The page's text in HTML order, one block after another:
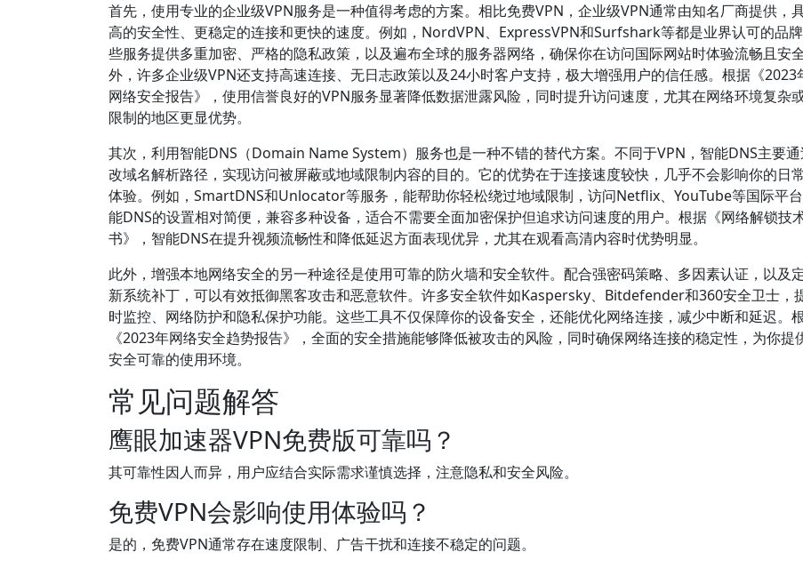
首先，使用专业的企业级VPN服务是一种值得考虑的方案。相比免费VPN，企业级VPN通常由知名厂商提供，
高的安全性、更稳定的连接和更快的速度。例如，NordVPN、ExpressVPN和Surfshark等都是业界认可的品
些服务提供多重加密、严格的隐私政策，以及遍布全球的服务器网络，确保你在访问国际网站时体验流畅且安
外，许多企业级VPN还支持高速连接、无日志政策以及24小时客户支持，极大增强用户的信任感。根据《2023
网络安全报告》，使用信誉良好的VPN服务显著降低数据泄露风险，同时提升访问速度，尤其在网络环境复杂
限制的地区更显优势。
其次，利用智能DNS（Domain Name System）服务也是一种不错的替代方案。不同于VPN，智能DNS主要
改域名解析路径，实现访问被屏蔽或地域限制内容的目的。它的优势在于连接速度较快，几乎不会影响你的日
体验。例如，SmartDNS和Unlocator等服务，能帮助你轻松绕过地域限制，访问Netflix、YouTube等国际平
能DNS的设置相对简便，兼容多种设备，适合不需要全面加密保护但追求访问速度的用户。根据《网络解锁技
书》，智能DNS在提升视频流畅性和降低延迟方面表现优异，尤其在观看高清内容时优势明显。
此外，增强本地网络安全的另一种途径是使用可靠的防火墙和安全软件。配合强密码策略、多因素认证，以及
新系统补丁，可以有效抵御黑客攻击和恶意软件。许多安全软件如Kaspersky、Bitdefender和360安全卫士，
时监控、网络防护和隐私保护功能。这些工具不仅保障你的设备安全，还能优化网络连接，减少中断和延迟。
《2023年网络安全趋势报告》，全面的安全措施能够降低被攻击的风险，同时确保网络连接的稳定性，为你提
安全可靠的使用环境。
常见问题解答
鹰眼加速器VPN免费版可靠吗？
其可靠性因人而异，用户应结合实际需求谨慎选择，注意隐私和安全风险。
免费VPN会影响使用体验吗？
是的，免费VPN通常存在速度限制、广告干扰和连接不稳定的问题。